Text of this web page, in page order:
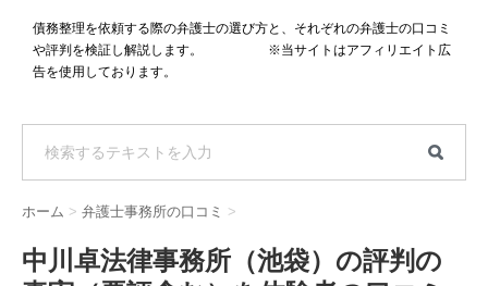
債務整理を依頼する際の弁護士の選び方と、それぞれの弁護士の口コミ
や評判を検証し解説します。 ※当サイトはアフィリエイト広
告を使用しております。
ホーム > 弁護士事務所の口コミ >
中川卓法律事務所（池袋）の評判の